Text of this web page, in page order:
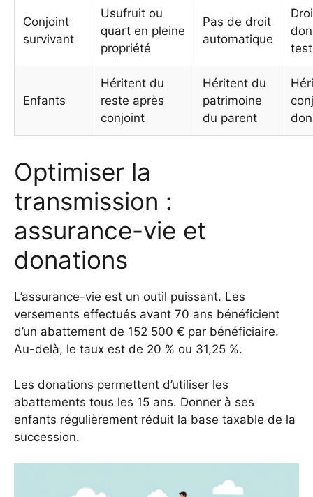
Conjoint
survivant
Usufruit ou
quart en pleine
propriété
Pas de droit
automatique
Enfants
Héritent du
reste après
conjoint
Héritent du
patrimoine
du parent
Optimiser la
transmission :
assurance-vie et
donations
L’assurance-vie est un outil puissant. Les
versements effectués avant 70 ans bénéficient
d’un abattement de 152 500 € par bénéficiaire.
Au-delà, le taux est de 20 % ou 31,25 %.
Les donations permettent d’utiliser les
abattements tous les 15 ans. Donner à ses
enfants régulièrement réduit la base taxable de la
succession.